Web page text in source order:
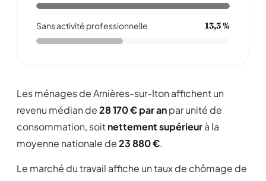
Sans activité professionnelle 13,3 %
Les ménages de Arnières-sur-Iton affichent un
revenu médian de28 170 € par anpar unité de
consommation, soitnettement supérieurà la
moyenne nationale de23 880 €.
Le marché du travail affiche un taux de chômage de